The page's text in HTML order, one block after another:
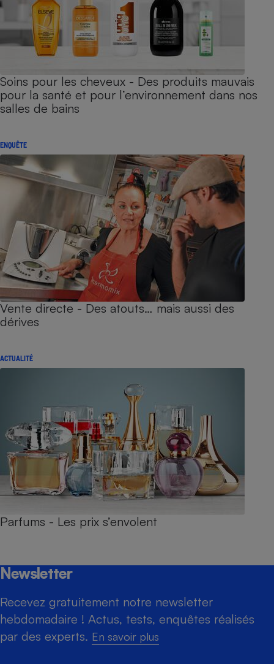
Soins pour les cheveux - Des produits mauvais
pour la santé et pour l’environnement dans nos
salles de bains
ENQUÊTE
Vente directe - Des atouts… mais aussi des
dérives
ACTUALITÉ
Parfums - Les prix s’envolent
Newsletter
Recevez gratuitement notre newsletter
hebdomadaire ! Actus, tests, enquêtes réalisés
par des experts. En savoir plus